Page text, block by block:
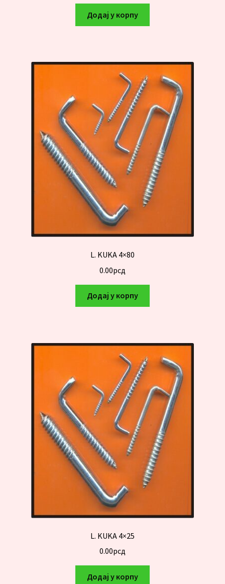
Додај у корпу
L. KUKA 4×80
0.00рсд
Додај у корпу
L. KUKA 4×25
0.00рсд
Додај у корпу